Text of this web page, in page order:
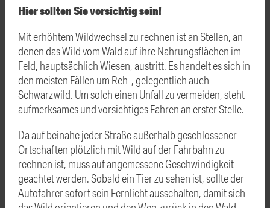
Hier sollten Sie vorsichtig sein!
Mit erhöhtem Wildwechsel zu rechnen ist an Stellen, an
denen das Wild vom Wald auf ihre Nahrungsflächen im
Feld, hauptsächlich Wiesen, austritt. Es handelt es sich in
den meisten Fällen um Reh-, gelegentlich auch
Schwarzwild. Um solch einen Unfall zu vermeiden, steht
aufmerksames und vorsichtiges Fahren an erster Stelle.
Da auf beinahe jeder Straße außerhalb geschlossener
Ortschaften plötzlich mit Wild auf der Fahrbahn zu
rechnen ist, muss auf angemessene Geschwindigkeit
geachtet werden. Sobald ein Tier zu sehen ist, sollte der
Autofahrer sofort sein Fernlicht ausschalten, damit sich